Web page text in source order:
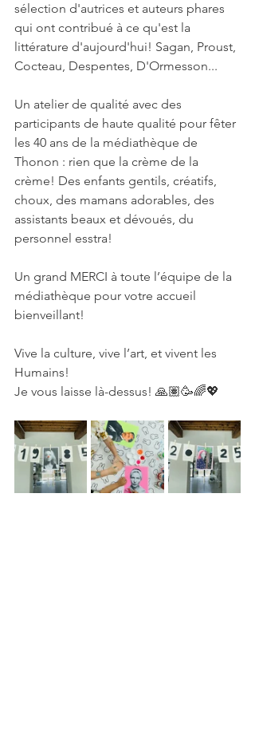
sélection d'autrices et auteurs phares
qui ont contribué à ce qu'est la
littérature d'aujourd'hui! Sagan, Proust,
Cocteau, Despentes, D'Ormesson...
Un atelier de qualité avec des
participants de haute qualité pour fêter
les 40 ans de la médiathèque de
Thonon : rien que la crème de la
crème! Des enfants gentils, créatifs,
choux, des mamans adorables, des
assistants beaux et dévoués, du
personnel esstra!
Un grand MERCI à toute l’équipe de la
médiathèque pour votre accueil
bienveillant!
Vive la culture, vive l’art, et vivent les
Humains!
Je vous laisse là-dessus! 🙏🏽🥳🌈💖